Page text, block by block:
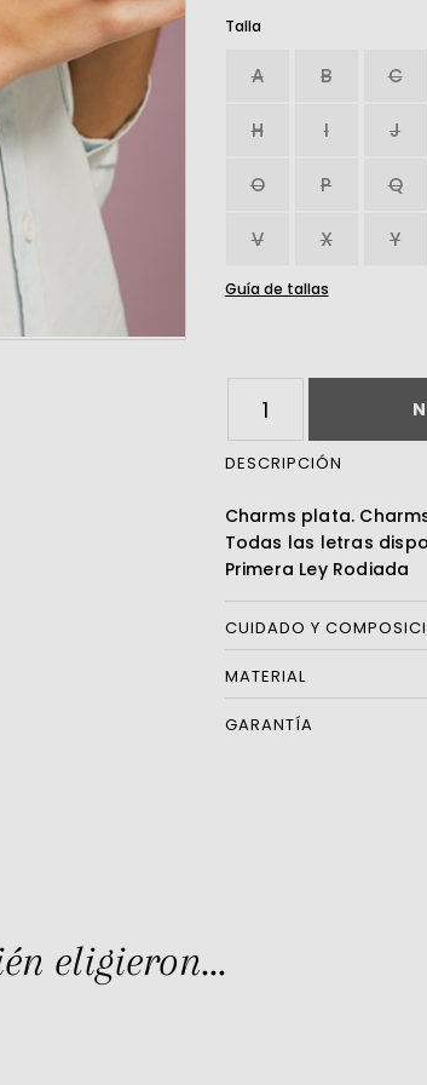
Talla
A B C
H I J
O P Q
V X Y
Guía de tallas
DESCRIPCIÓN
Charms plata.
Todas las letras
Primera Ley Rodiada
CUIDADO Y
MATERIAL
GARANTÍA
eligieron...